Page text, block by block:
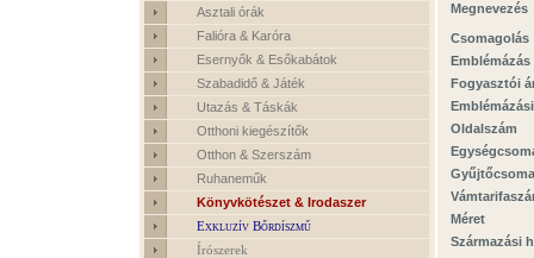
Asztali órák
Falióra & Karóra
Esernyők & Esőkabátok
Szabadidő & Játék
Utazás & Táskák
Otthoni kiegészítők
Otthon & Szerszám
Ruhaneműk
Könyvkötészet & Irodaszer
Exkluzív Bőrdíszmű
Írószerek
Megnevezés
Csomagolás
Emblémázás
Fogyasztói
Oldalszám
Méret
Származási